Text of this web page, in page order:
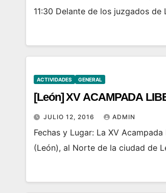
11:30 Delante de los juzgados
ACTIVIDADES GENERAL
[León] XV ACAMPADA
JULIO 12, 2016 ADMIN
Fechas y Lugar: La XV
(León), al Norte de la ciudad de